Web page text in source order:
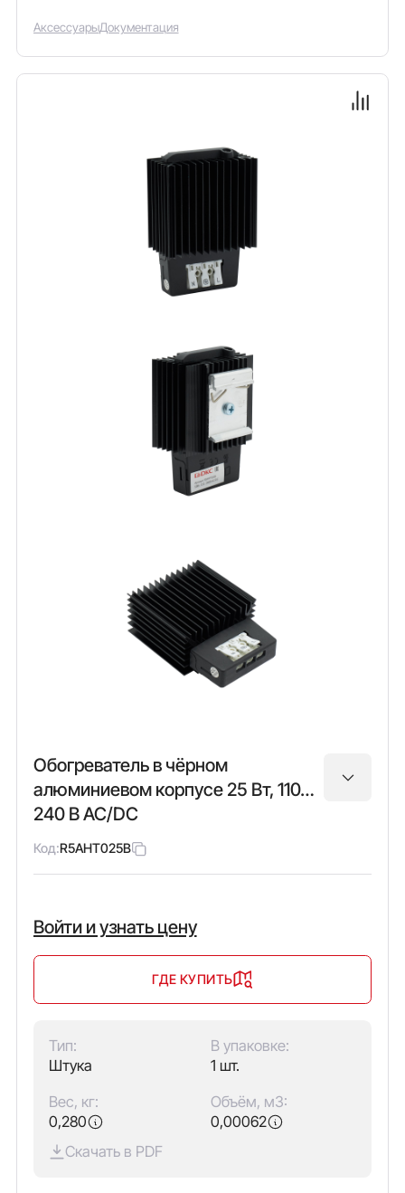
АксессуарыДокументация
Обогреватель в чёрном
алюминиевом корпусе 25 Вт, 110…
240 В AC/DC
Код:R5AHT025B
Войти и узнать цену
ГДЕ КУПИТЬ
Тип:
Штука
В упаковке:
1 шт.
Вес, кг:
0,280
Объём, м3:
0,00062
Скачать в PDF